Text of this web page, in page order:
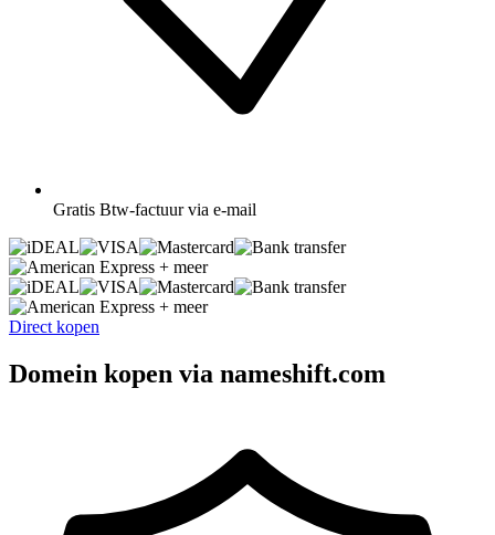
Gratis Btw-factuur via e-mail
+ meer
+ meer
Direct kopen
Domein kopen via nameshift.com